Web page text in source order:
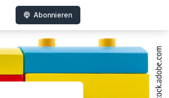
Abonnieren